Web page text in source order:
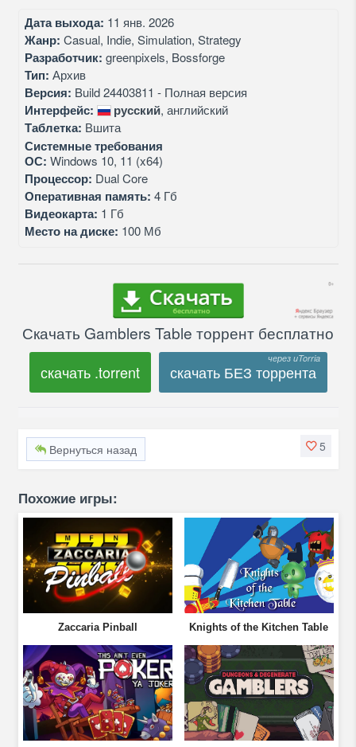
Дата выхода: 11 янв. 2026
Жанр: Casual, Indie, Simulation, Strategy
Разработчик: greenpixels, Bossforge
Тип: Архив
Версия: Build 24403811 - Полная версия
Интерфейс: русский, английский
Таблетка: Вшита
Системные требования
ОС: Windows 10, 11 (x64)
Процессор: Dual Core
Оперативная память: 4 Гб
Видеокарта: 1 Гб
Место на диске: 100 Мб
Скачать Gamblers Table торрент бесплатно
скачать .torrent скачать БЕЗ торрента
5
Вернуться назад
Похожие игры:
Zaccaria Pinball Knights of the Kitchen Table